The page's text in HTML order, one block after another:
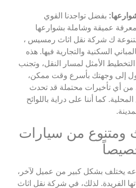
بفضل تواجدنا القوي
عميقة وشاملة بشوارعها
المتنوعة ك شركة نقل اثاث رمسيس ،
السكنية والتجارية فيها. هذه
التخطيط الأمثل لمسار النقل، وتجنب
إلى وجهتك بأسرع وقت ممكن،
من أي تأخيرات محتملة قد تحدث
كما أننا على دراية باللوائح
ومتنوع من سيارات
يختلف بشكل كبير من عميل لآخر،
الفريدة. لذلك، في شركة نقل اثاث